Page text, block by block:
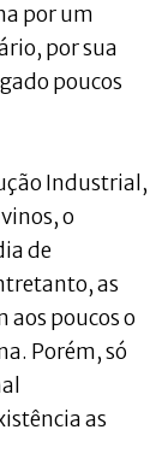
por um
por sua
poucos
Industrial,
o
de
as
poucos o
Porém, só
as